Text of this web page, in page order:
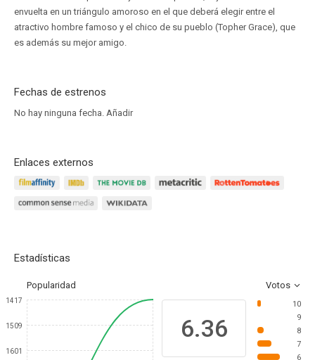
envuelta en un triángulo amoroso en el que deberá elegir entre el
atractivo hombre famoso y el chico de su pueblo (Topher Grace), que
es además su mejor amigo.
Fechas de estrenos
No hay ninguna fecha. Añadir
Enlaces externos
Estadísticas
Popularidad Votos
1417
1509
1601
6.36
10
9
8
7
6